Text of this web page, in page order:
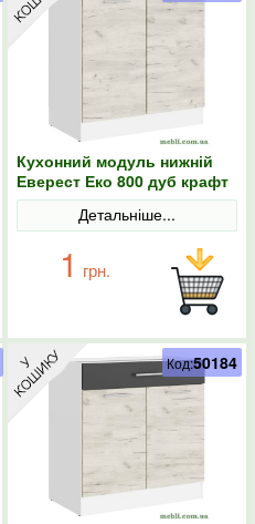
Кухонний модуль нижній
Еверест Еко 800 дуб крафт
білий/білий 80х46х82
Детальніше...
1 грн.
Код:50184